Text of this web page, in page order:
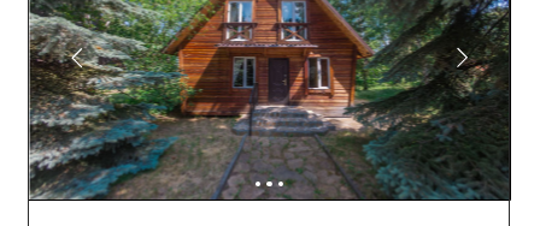
от 28 000
8+2 мест
80 м2
ЗАБРОНИРОВАТЬ
ПОДРОБНЕЕ